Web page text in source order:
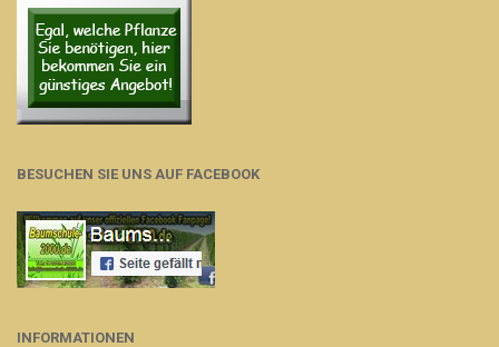
BESUCHEN SIE UNS AUF FACEBOOK
INFORMATIONEN